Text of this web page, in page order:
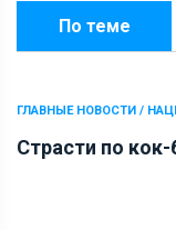
По теме
ГЛАВНЫЕ НОВОСТИ /
Страсти по кок-